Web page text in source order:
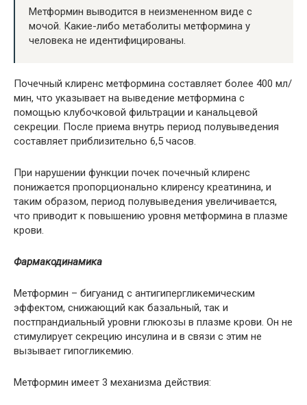
Метформин выводится в неизмененном виде с
мочой. Какие-либо метаболиты метформина у
человека не идентифицированы.
Почечный клиренс метформина составляет более 400 мл/
мин, что указывает на выведение метформина с
помощью клубочковой фильтрации и канальцевой
секреции. После приема внутрь период полувыведения
составляет приблизительно 6,5 часов.
При нарушении функции почек почечный клиренс
понижается пропорционально клиренсу креатинина, и
таким образом, период полувыведения увеличивается,
что приводит к повышению уровня метформина в плазме
крови.
Фармакодинамика
Метформин – бигуанид с антигипергликемическим
эффектом, снижающий как базальный, так и
постпрандиальный уровни глюкозы в плазме крови. Он не
стимулирует секрецию инсулина и в связи с этим не
вызывает гипогликемию.
Метформин имеет 3 механизма действия: